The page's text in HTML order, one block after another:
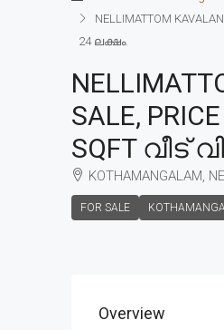
NELLIMATTOM
24 ലക്ഷം.
SALE,
SQFT വീട്
KOTHAMANGALAM,
FOR SALE
Overview